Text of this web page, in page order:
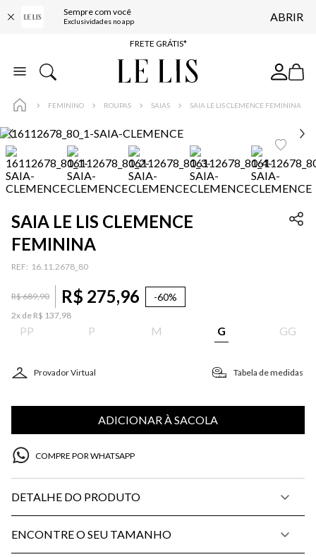
Sempre com você
Exclusividades no app ABRIR
ENTREGA EXPRESSA*
FRETE GRÁTIS*
BAIXE O APP
FEMININO ROUPAS SAIAS SAIA LE LIS CLEMENCE FEMININA
SAIA LE LIS CLEMENCE
FEMININA
: 16.11.2678_80
R$689,90 R$ 275,96 -60%
2x de R$ 137,98
PP P M G GG
Provador Virtual Tabela de medidas
ADICIONAR À SACOLA
COMPRE POR WHATSAPP
DETALHE DO PRODUTO
ENCONTRE O SEU TAMANHO